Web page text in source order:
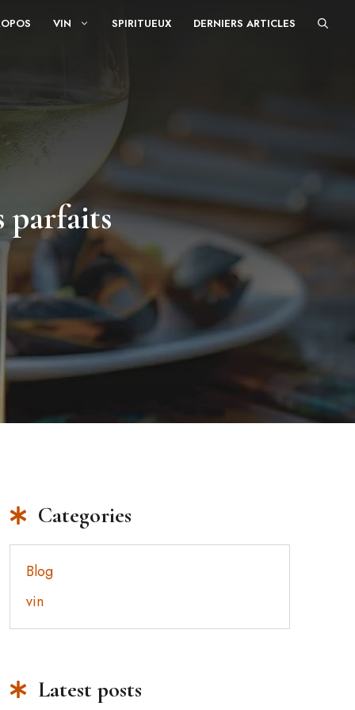
VIN SPIRITUEUX DERNIERS ARTICLES
parfaits
Categories
Blog
vin
Latest posts